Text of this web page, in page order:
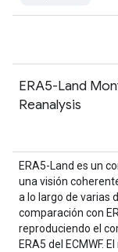
ERA5-Land
Reanalysis
ERA5-Land es un
una visión
a lo largo de varias
comparación con
reproduciendo el
ERA5 del ECMWF.